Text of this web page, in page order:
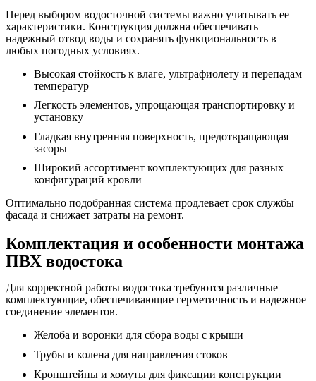
Перед выбором водосточной системы важно учитывать ее
характеристики. Конструкция должна обеспечивать
надежный отвод воды и сохранять функциональность в
любых погодных условиях.
Высокая стойкость к влаге, ультрафиолету и перепадам
температур
Легкость элементов, упрощающая транспортировку и
установку
Гладкая внутренняя поверхность, предотвращающая
засоры
Широкий ассортимент комплектующих для разных
конфигураций кровли
Оптимально подобранная система продлевает срок службы
фасада и снижает затраты на ремонт.
Комплектация и особенности монтажа
ПВХ водостока
Для корректной работы водостока требуются различные
комплектующие, обеспечивающие герметичность и надежное
соединение элементов.
Желоба и воронки для сбора воды с крыши
Трубы и колена для направления стоков
Кронштейны и хомуты для фиксации конструкции